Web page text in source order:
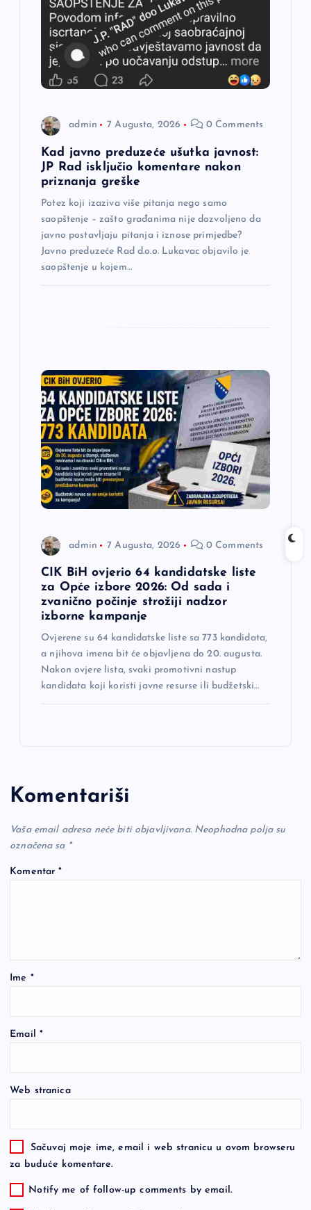
admin 7 Augusta, 2026 0 Comments
Kad javno preduzeće ušutka javnost:
JP Rad isključio komentare nakon
priznanja greške
Potez koji izaziva više pitanja nego samo
saopštenje – zašto građanima nije dozvoljeno da
javno postavljaju pitanja i iznose primjedbe?
Javno preduzeće Rad d.o.o. Lukavac objavilo je
saopštenje u kojem…
admin 7 Augusta, 2026 0 Comments
CIK BiH ovjerio 64 kandidatske liste
za Opće izbore 2026: Od sada i
zvanično počinje strožiji nadzor
izborne kampanje
Ovjerene su 64 kandidatske liste sa 773 kandidata,
a njihova imena bit će objavljena do 20. augusta.
Nakon ovjere lista, svaki promotivni nastup
kandidata koji koristi javne resurse ili budžetski…
Komentariši
Vaša email adresa neće biti objavljivana. Neophodna polja su
označena sa *
Komentar*
Ime *
Email *
Web stranica
Sačuvaj moje ime, email i web stranicu u ovom browseru
za buduće komentare.
Notify me of follow-up comments by email.